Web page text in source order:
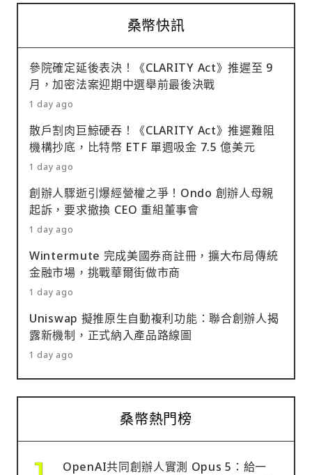
桑幣快訊
參院確定延後表決！《CLARITY Act》推遲至 9
月，加密法案迎期中選舉前最後決戰
1 day ago
散戶割肉巨鯨硬吞！《CLARITY Act》推遲難阻
機構抄底，比特幣 ETF 單週吸金 7.5 億美元
1 day ago
創辦人驟逝引爆經營權之爭！Ondo 創辦人母親
起訴，要求撤換 CEO 重組董事會
1 day ago
Wintermute 完成美國券商註冊，擴大布局傳統
金融市場，挑戰華爾街做市商
1 day ago
Uniswap 擬推原生自動複利功能：聯合創辦人揭
露新機制，正式納入產品路線圖
1 day ago
桑幣熱門榜
OpenAI共同創辦人實測 Opus 5：給一